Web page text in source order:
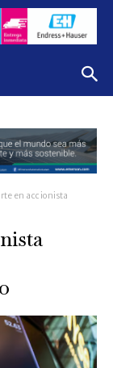
en accionista